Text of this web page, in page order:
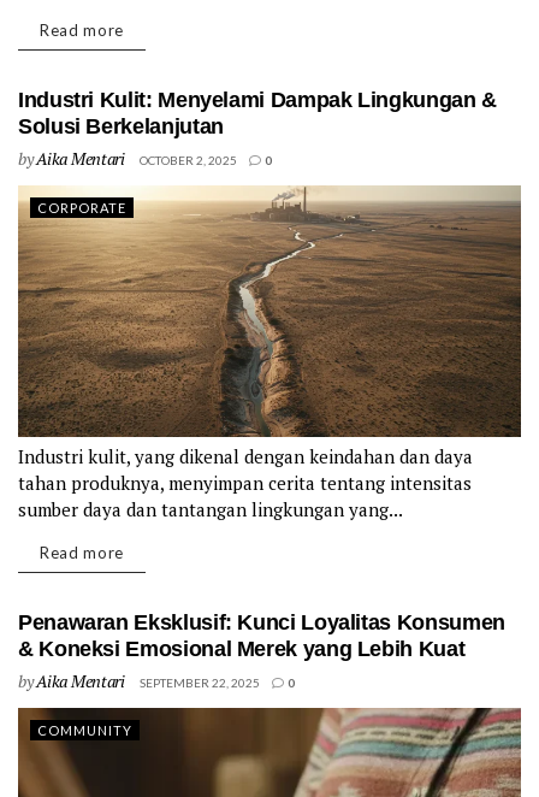
Read moreDetails
Industri Kulit: Menyelami Dampak Lingkungan &
Solusi Berkelanjutan
byAika Mentari OCTOBER 2, 2025 0
CORPORATE
Industri kulit, yang dikenal dengan keindahan dan daya
tahan produknya, menyimpan cerita tentang intensitas
sumber daya dan tantangan lingkungan yang...
Read moreDetails
Penawaran Eksklusif: Kunci Loyalitas Konsumen
& Koneksi Emosional Merek yang Lebih Kuat
byAika Mentari SEPTEMBER 22, 2025 0
COMMUNITY